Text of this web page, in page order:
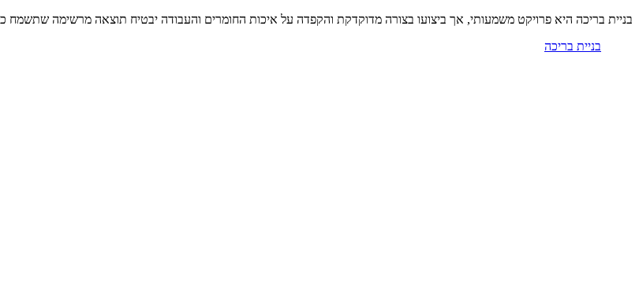
בניית בריכה היא פרויקט משמעותי, אך ביצועו בצורה מדוקדקת והקפדה על איכות החומרים והעבודה יבטיח תוצאה מרשימה
בניית בריכה